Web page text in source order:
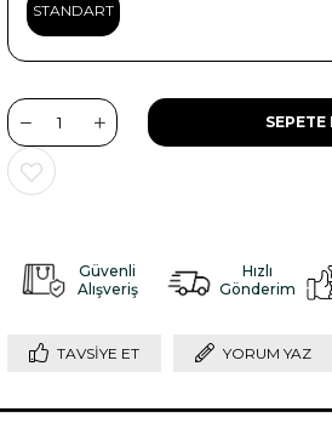
STANDART
Güvenli
Alışveriş
Hızlı
Gönderim
TAVSIYE ET YORUM YAZ